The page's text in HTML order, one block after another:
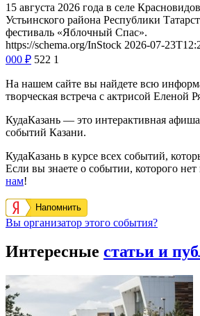
15 августа 2026 года в селе
Устьинского района Республики
фестиваль «Яблочный Спас».
https://schema.org/InStock 2026-07-
000 ₽ 522 1
На нашем сайте вы найдете всю
творческая встреча с актрисой Еленой
КудаКазань — это интерактивная
событий Казани.
КудаКазань в курсе всех событий,
Если вы знаете о событии, которого нет
нам!
Напомнить
Вы организатор этого события?
Интересные статьи и